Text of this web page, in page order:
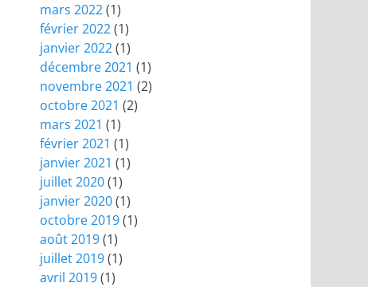
mars 2022(1)
février 2022(1)
janvier 2022(1)
décembre 2021 (1)
novembre 2021 (2)
octobre 2021 (2)
mars 2021 (1)
février 2021 (1)
janvier 2021 (1)
juillet 2020(1)
janvier 2020(1)
octobre 2019(1)
août 2019(1)
juillet 2019(1)
avril 2019(1)